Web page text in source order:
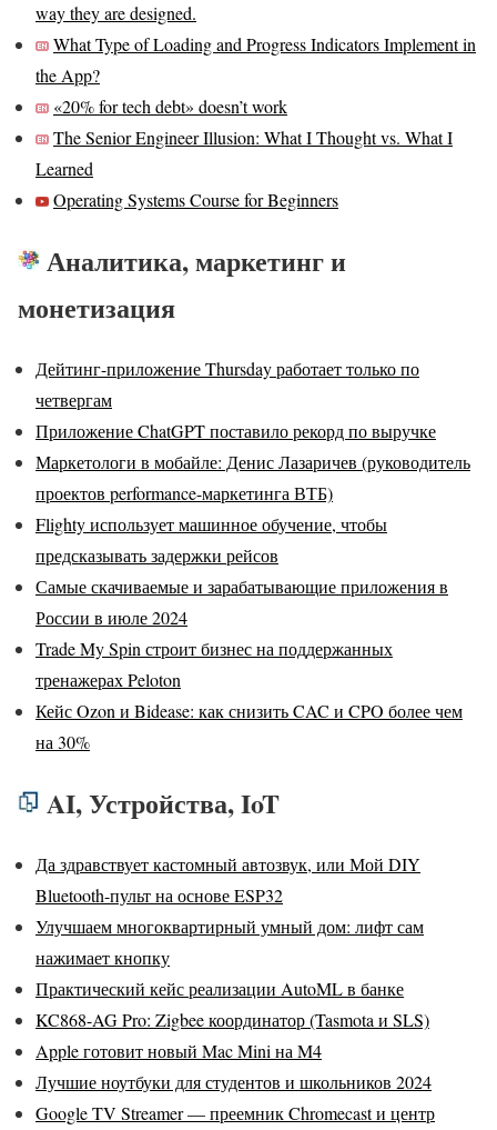
way they are designed.
What Type of Loading and Progress Indicators Implement in
the App?
«20% for tech debt» doesn’t work
The Senior Engineer Illusion: What I Thought vs. What I
Learned
Operating Systems Course for Beginners
Аналитика, маркетинг и
монетизация
Дейтинг-приложение Thursday работает только по
четвергам
Приложение ChatGPT поставило рекорд по выручке
Маркетологи в мобайле: Денис Лазаричев (руководитель
проектов performance-маркетинга ВТБ)
Flighty использует машинное обучение, чтобы
предсказывать задержки рейсов
Самые скачиваемые и зарабатывающие приложения в
России в июле 2024
Trade My Spin строит бизнес на поддержанных
тренажерах Peloton
Кейс Ozon и Bidease: как снизить CAC и CPO более чем
на 30%
AI, Устройства, IoT
Да здравствует кастомный автозвук, или Мой DIY
Bluetooth-пульт на основе ESP32
Улучшаем многоквартирный умный дом: лифт сам
нажимает кнопку
Практический кейс реализации AutoML в банке
KC868-AG Pro: Zigbee координатор (Tasmota и SLS)
Apple готовит новый Mac Mini на M4
Лучшие ноутбуки для студентов и школьников 2024
Google TV Streamer — преемник Chromecast и центр